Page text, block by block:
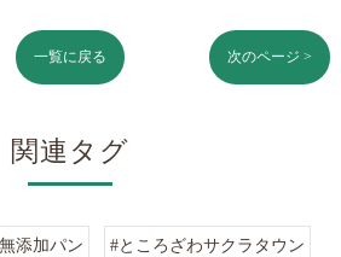
一覧に戻る 次のページ >
関連タグ
添加パン #ところざわサクラタウン